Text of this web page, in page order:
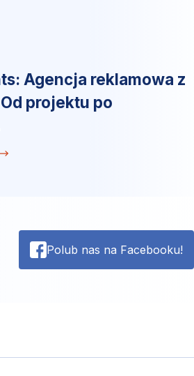
Agencja reklamowa z
projektu po
Polub nas na Facebooku!